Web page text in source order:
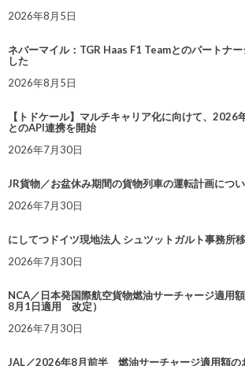
2026年8月5日
ネバーマイル：TGR Haas F1 Teamとのパートナ
した
2026年8月5日
【トドケール】マルチキャリア化に向けて、2026
とのAPI連携を開始
2026年7月30日
JR貨物／お盆休み期間の貨物列車の運転計画につ
2026年7月30日
にしてつドイツ現地法人 シュツットガルト事務所
2026年7月30日
NCA／日本発国際航空貨物燃油サーチャージ適用
8月1日適用 改定）
2026年7月30日
JAL／2026年8月前半 燃油サーチャージ適用額の